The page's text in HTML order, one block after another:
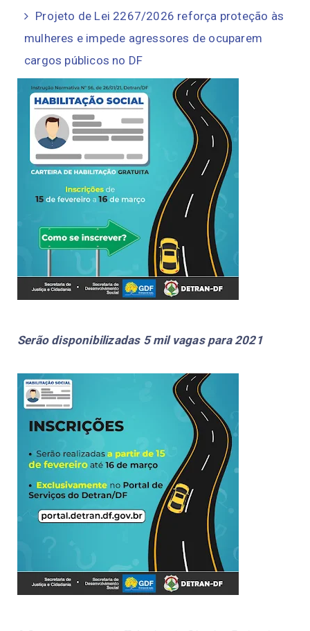
Projeto de Lei 2267/2026 reforça proteção às
mulheres e impede agressores de ocuparem
cargos públicos no DF
Serão disponibilizadas 5 mil vagas para 2021